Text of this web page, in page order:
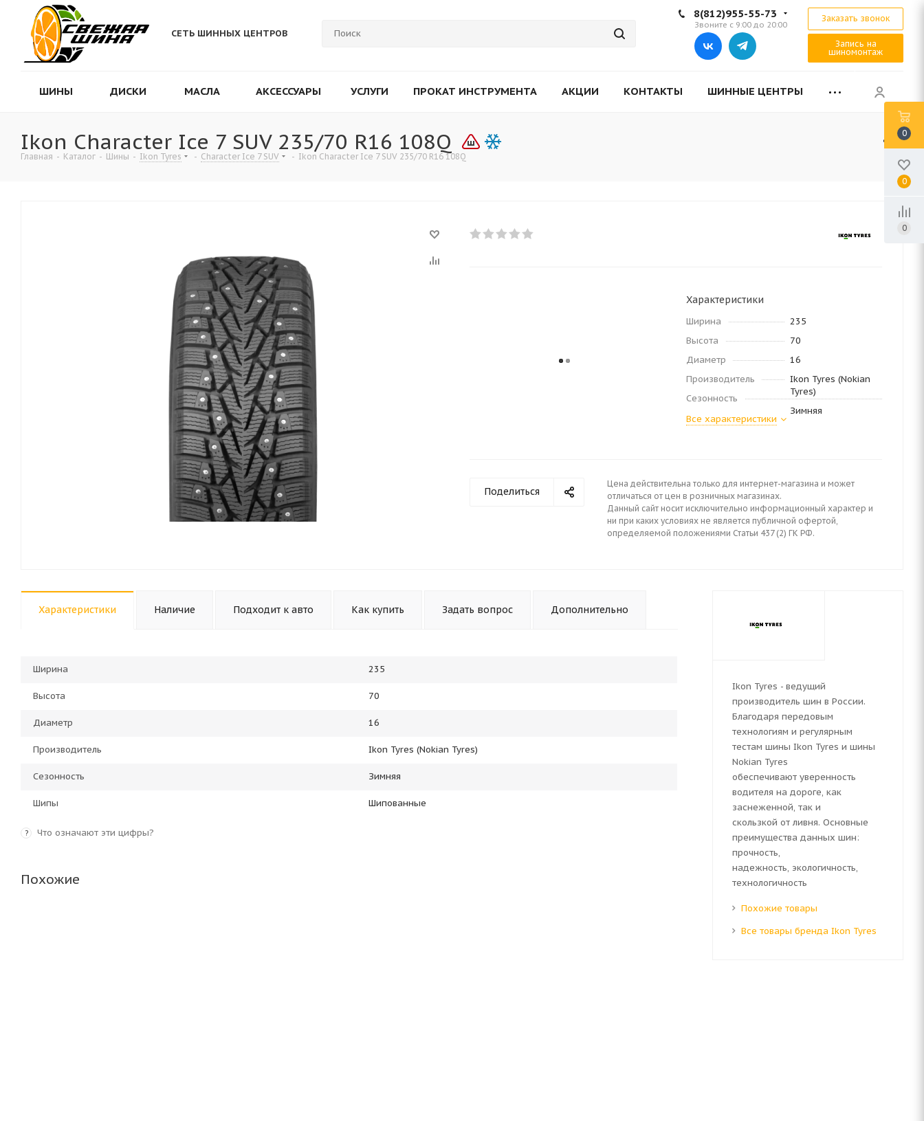
СЕТЬ ШИННЫХ ЦЕНТРОВ
8(812)955-55-73
Звоните с 9:00 до 20:00
Заказать звонок
Запись на
шиномонтаж
ШИНЫ ДИСКИ МАСЛА АКСЕССУАРЫ УСЛУГИ ПРОКАТ ИНСТРУМЕНТА АКЦИИ КОНТАКТЫ ШИННЫЕ ЦЕНТРЫ
Ikon Character Ice 7 SUV 235/70 R16 108Q
Главная - Каталог - Шины - Ikon Tyres - Character Ice 7 SUV - Ikon Character Ice 7 SUV 235/70 R16 108Q
Характеристики
Ширина
235
Высота
70
Диаметр
16
Производитель
Ikon Tyres (Nokian
Tyres)
Сезонность
Зимняя
Все характеристики
Поделиться
Цена действительна только для интернет-магазина и может
отличаться от цен в розничных магазинах.
Данный сайт носит исключительно информационный характер и
ни при каких условиях не является публичной офертой,
определяемой положениями Статьи 437 (2) ГК РФ.
Характеристики Наличие Подходит к авто Как купить Задать вопрос Дополнительно
Ширина 235
Высота 70
Диаметр 16
Производитель Ikon Tyres (Nokian Tyres)
Сезонность Зимняя
Шипы Шипованные
? Что означают эти цифры?
Похожие
Ikon Tyres - ведущий
производитель шин в России.
Благодаря передовым
технологиям и регулярным
тестам шины Ikon Tyres и шины
Nokian Tyres
обеспечивают уверенность
водителя на дороге, как
заснеженной, так и
скользкой от ливня. Основные
преимущества данных шин:
прочность,
надежность, экологичность,
технологичность
Похожие товары
Все товары бренда Ikon Tyres
0
0
0